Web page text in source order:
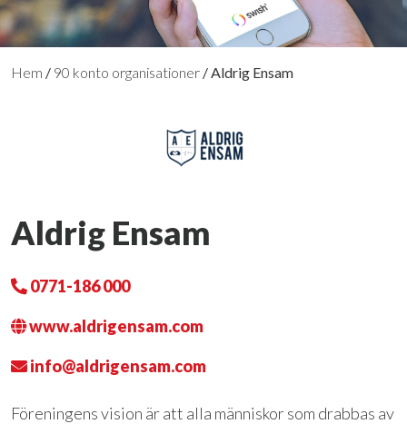
Hem / 90 konto organisationer /Aldrig Ensam
Aldrig Ensam
0771-186 000
www.aldrigensam.com
info@aldrigensam.com
Föreningens vision är att alla människor som drabbas av